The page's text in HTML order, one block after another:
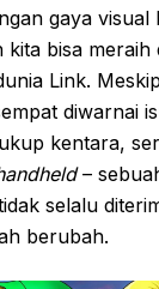
gaya
kita bisa
Link.
diwarnai
kentara,
–
selalu
berubah.